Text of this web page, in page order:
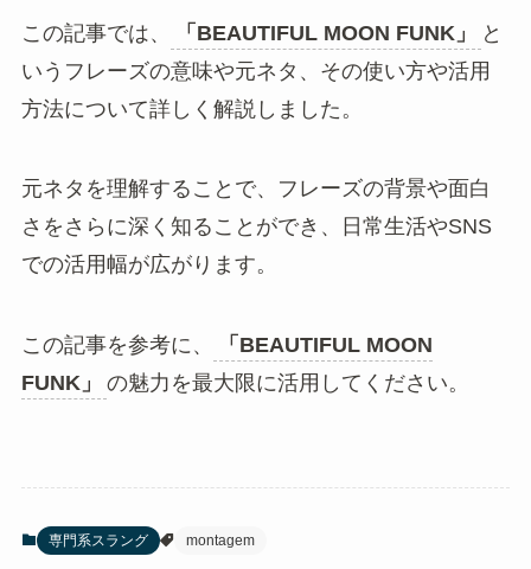
この記事では、 「BEAUTIFUL MOON FUNK」
と
いうフレーズの意味や元ネタ、その使い方や活用
方法について詳しく解説しました。
元ネタを理解することで、フレーズの背景や面白
さをさらに深く知ることができ、日常生活やSNS
での活用幅が広がります。
この記事を参考に、
「BEAUTIFUL MOON
FUNK」
の魅力を最大限に活用してください。
専門系スラング montagem